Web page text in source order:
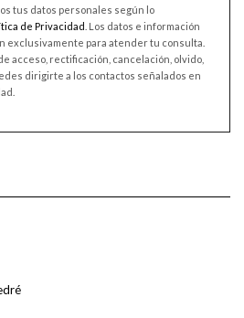
tus datos personales según lo
de Privacidad . Los datos e información
exclusivamente para atender tu consulta.
acceso, rectificación, cancelación, olvido,
dirigirte a los contactos señalados en